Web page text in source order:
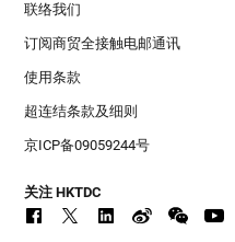
联络我们
订阅商贸全接触电邮通讯
使用条款
超连结条款及细则
京ICP备09059244号
关注 HKTDC